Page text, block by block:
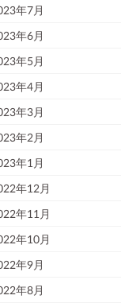
年7月
年6月
年5月
年4月
年3月
年2月
年1月
年12月
年11月
年10月
年9月
年8月